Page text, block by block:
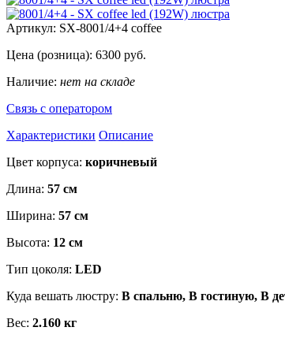
Артикул: SX-8001/4+4 coffee
Цена (розница): 6300 руб.
Наличие: нет на складе
Связь с оператором
Характеристики Описание
Цвет корпуса: коричневый
Длина: 57 см
Ширина: 57 см
Высота: 12 см
Тип цоколя: LED
Куда вешать люстру: В спальню, В гостиную, В
Вес: 2.160 кг